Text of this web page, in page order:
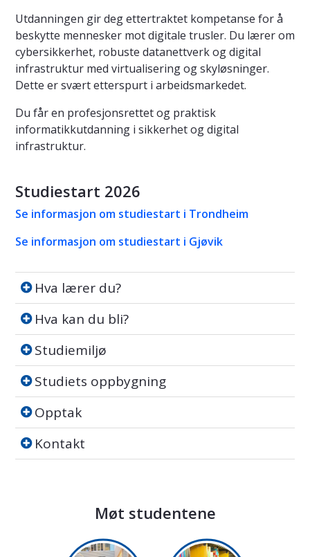
Utdanningen gir deg ettertraktet kompetanse for å
beskytte mennesker mot digitale trusler. Du lærer om
cybersikkerhet, robuste datanettverk og digital
infrastruktur med virtualisering og skyløsninger.
Dette er svært etterspurt i arbeidsmarkedet.
Du får en profesjonsrettet og praktisk
informatikkutdanning i sikkerhet og digital
infrastruktur.
Studiestart 2026
Se informasjon om studiestart i Trondheim
Se informasjon om studiestart i Gjøvik
Hva lærer du?
Hva lærer du?
Hva kan du bli?
Hva kan du bli?
Studiemiljø
Studiemiljø
Studiets oppbygning
Studiets oppbygning
Opptak
Opptak
Kontakt
Kontakt
Møt studentene